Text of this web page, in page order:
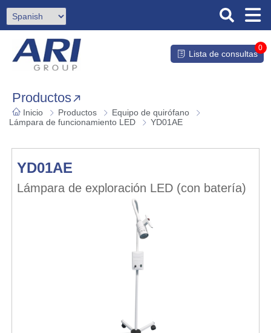
Lista de consultas
0
Productos
Inicio Productos
Equipo de quirófano
Lámpara de funcionamiento LED
YD01AE
YD01AE
Lámpara de exploración LED (con batería)